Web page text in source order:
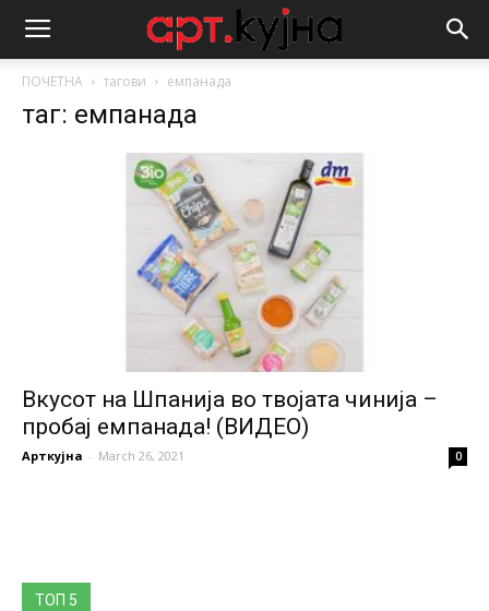
ПОЧЕТНА тагови емпанада
таг: емпанада
Вкусот на Шпанија во твојата чинија –
пробај емпанада! (ВИДЕО)
Арткујна - March 26, 2021 0
ТОП 5